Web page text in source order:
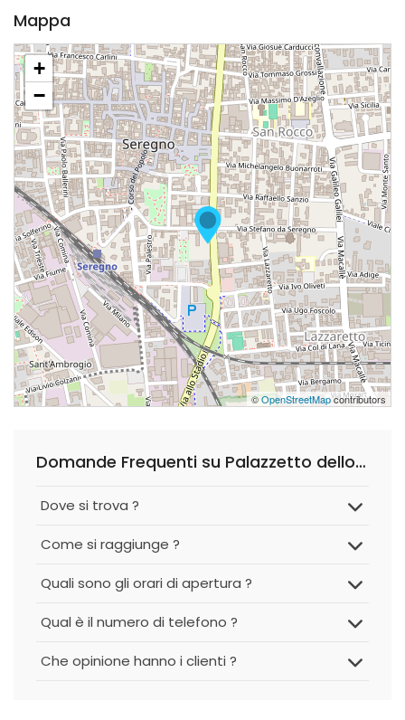
Mappa
+
−
©OpenStreetMapcontributors
Domande Frequenti su Palazzetto dello Sport G23
Dove si trova ?
Come si raggiunge ?
Quali sono gli orari di apertura ?
Qual è il numero di telefono ?
Che opinione hanno i clienti ?